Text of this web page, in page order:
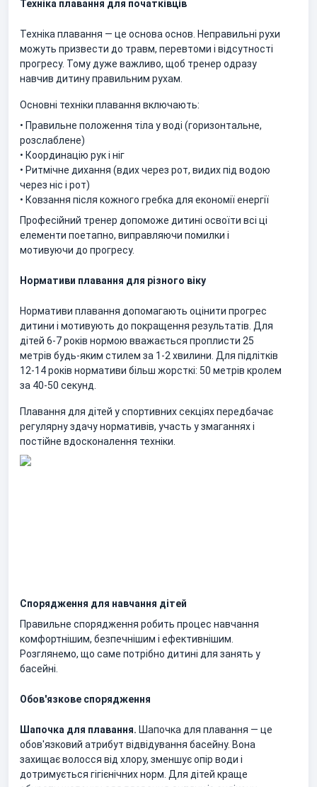
Техніка плавання для початківців
Техніка плавання — це основа основ. Неправильні рухи
можуть призвести до травм, перевтоми і відсутності
прогресу. Тому дуже важливо, щоб тренер одразу
навчив дитину правильним рухам.
Основні техніки плавання включають:
• Правильне положення тіла у воді (горизонтальне,
розслаблене)
• Координацію рук і ніг
• Ритмічне дихання (вдих через рот, видих під водою
через ніс і рот)
• Ковзання після кожного гребка для економії енергії
Професійний тренер допоможе дитині освоїти всі ці
елементи поетапно, виправляючи помилки і
мотивуючи до прогресу.
Нормативи плавання для різного віку
Нормативи плавання допомагають оцінити прогрес
дитини і мотивують до покращення результатів. Для
дітей 6-7 років нормою вважається проплисти 25
метрів будь-яким стилем за 1-2 хвилини. Для підлітків
12-14 років нормативи більш жорсткі: 50 метрів кролем
за 40-50 секунд.
Плавання для дітей у спортивних секціях передбачає
регулярну здачу нормативів, участь у змаганнях і
постійне вдосконалення техніки.
Спорядження для навчання дітей
Правильне спорядження робить процес навчання
комфортнішим, безпечнішим і ефективнішим.
Розглянемо, що саме потрібно дитині для занять у
басейні.
Обов'язкове спорядження
Шапочка для плавання. Шапочка для плавання — це
обов'язковий атрибут відвідування басейну. Вона
захищає волосся від хлору, зменшує опір води і
дотримується гігієнічних норм. Для дітей краще